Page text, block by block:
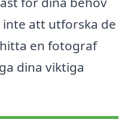
att utforska de
en fotograf
dina viktiga